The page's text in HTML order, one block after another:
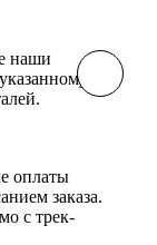
наши
оплаты
заказа.
с трек-